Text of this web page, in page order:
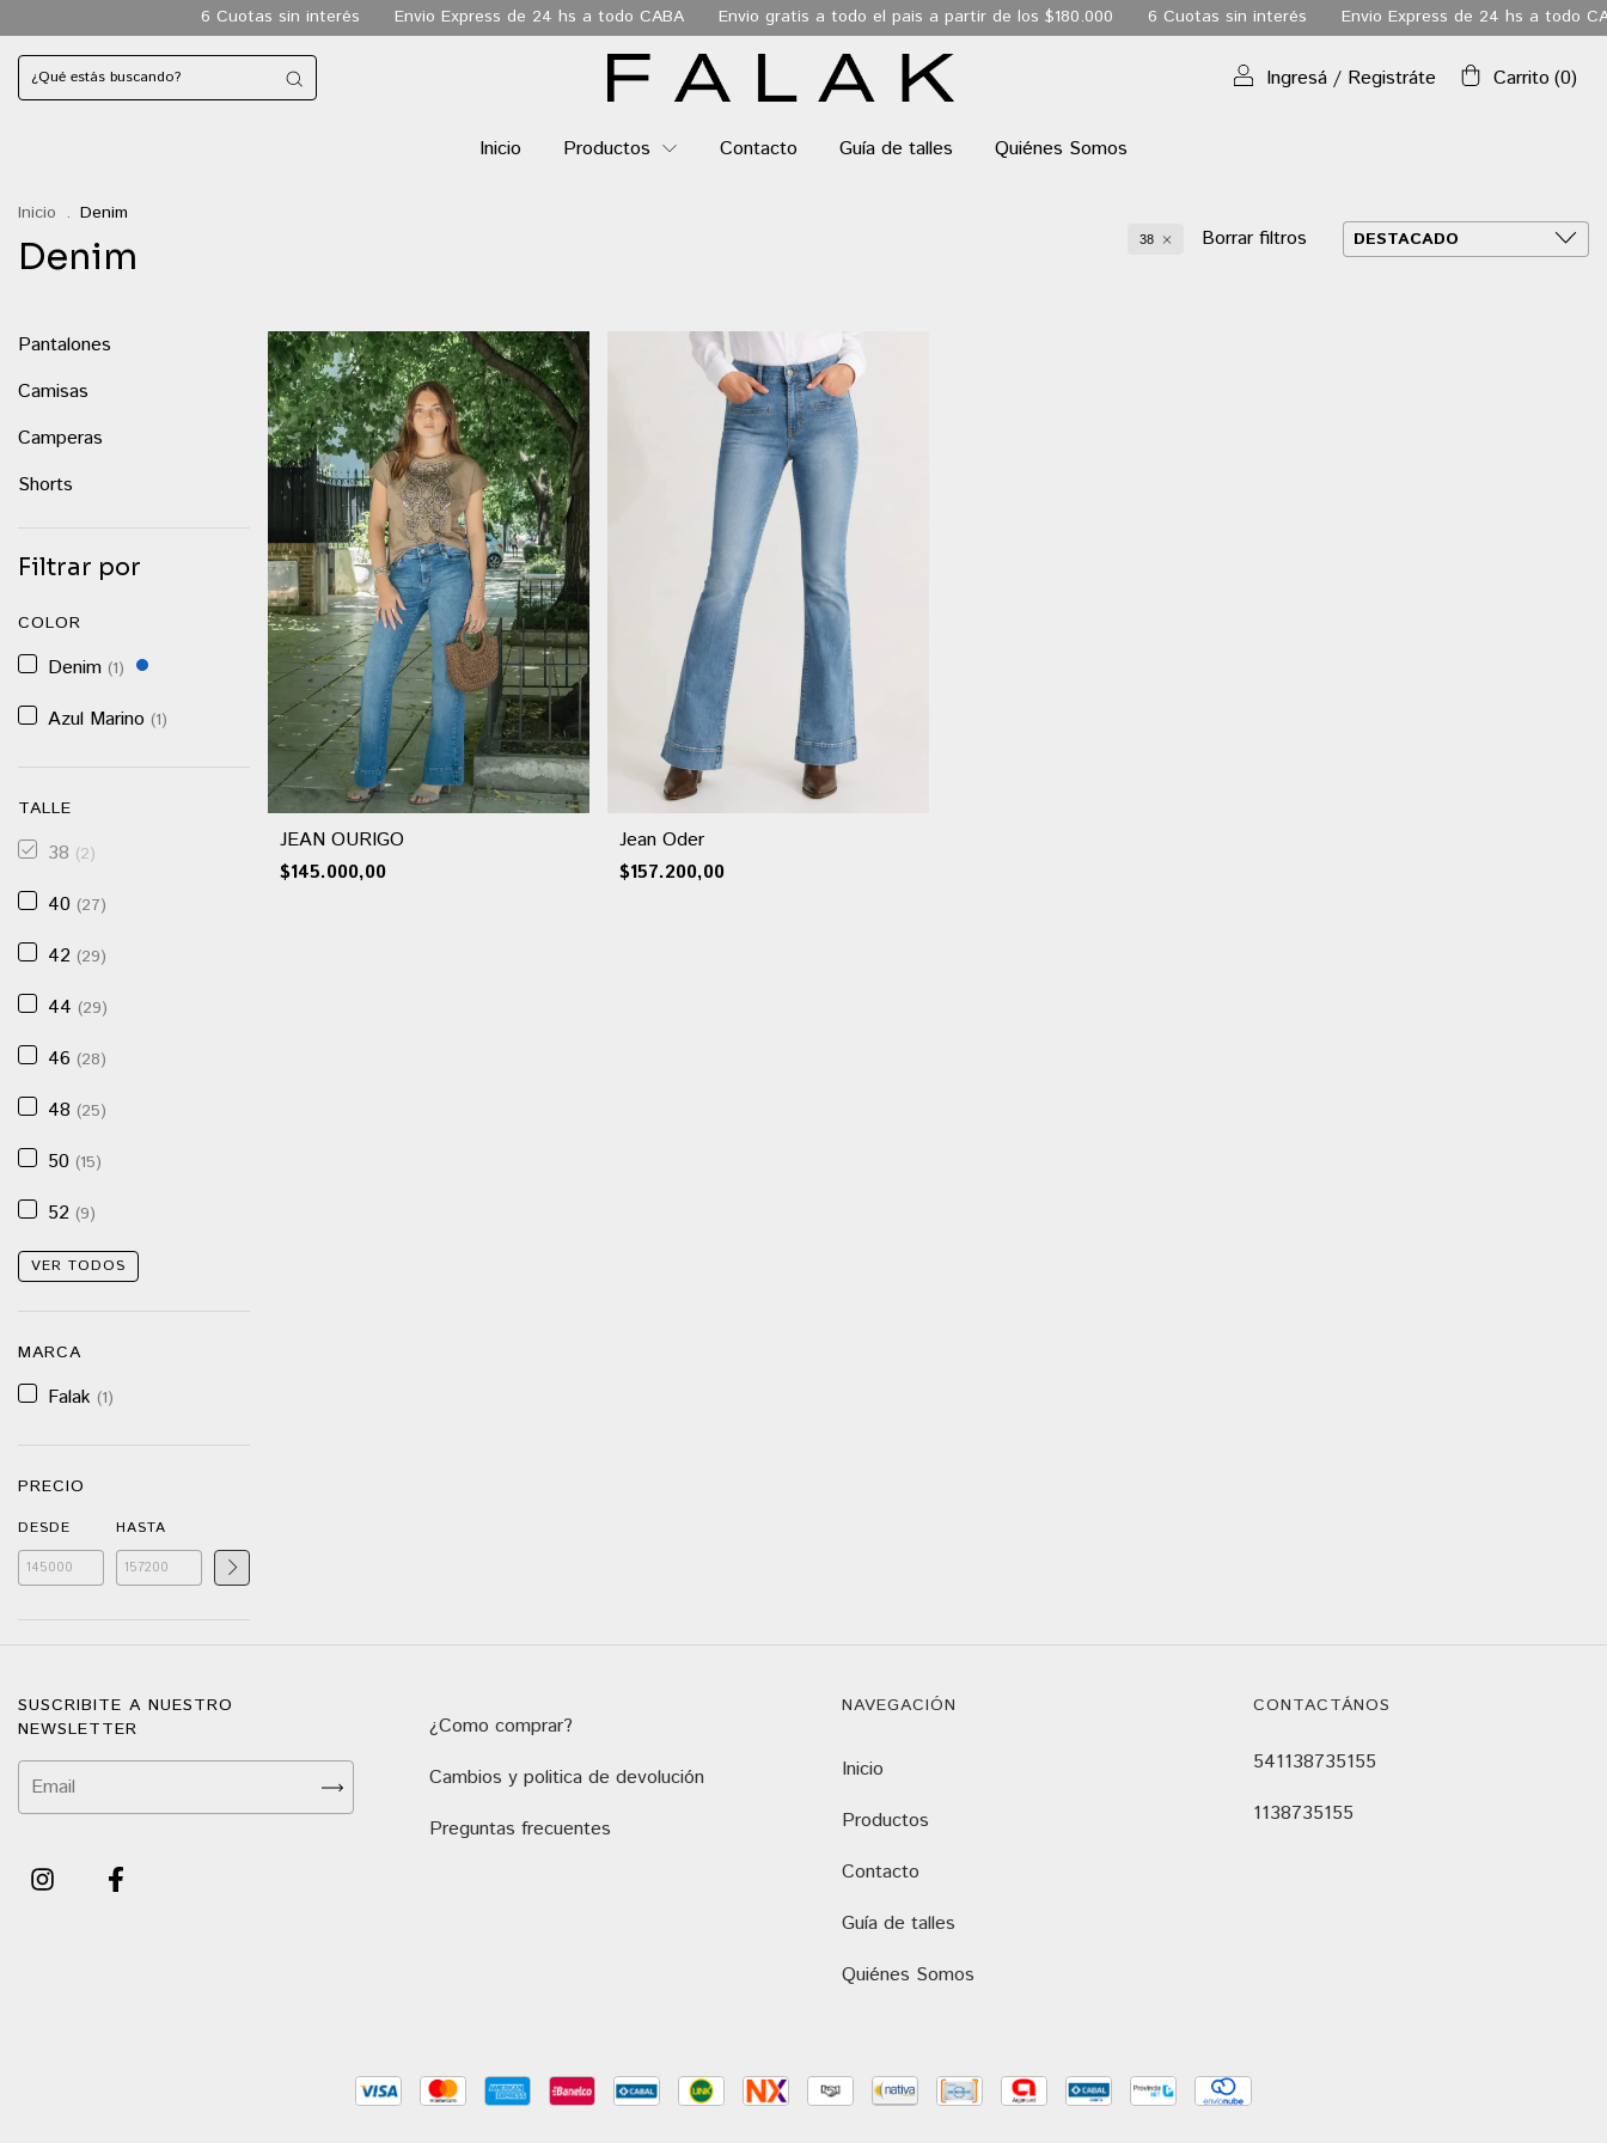
6 Cuotas sin interés Envio Express de 24 hs a todo CABA Envio gratis a todo el pais a partir de los $180.000 6 Cuotas sin interés Envio Express de 24 hs a todo CABA
Ingresá / Registráte Carrito (0)
Inicio Productos Contacto Guía de talles Quiénes Somos
Inicio . Denim
Denim 38 Borrar filtros
Pantalones
Camisas
Camperas
Shorts
Filtrar por
COLOR
Denim (1)
Azul Marino (1)
TALLE
38 (2)
40 (27)
42 (29)
44 (29)
46 (28)
48 (25)
50 (15)
52 (9)
VER TODOS
MARCA
Falak (1)
PRECIO
DESDE HASTA
JEAN OURIGO
$145.000,00
Jean Oder
$157.200,00
SUSCRIBITE A NUESTRO
NEWSLETTER
¿Como comprar?
Cambios y politica de devolución
Preguntas frecuentes
NAVEGACIÓN
Inicio
Productos
Contacto
Guía de talles
Quiénes Somos
CONTACTÁNOS
541138735155
1138735155